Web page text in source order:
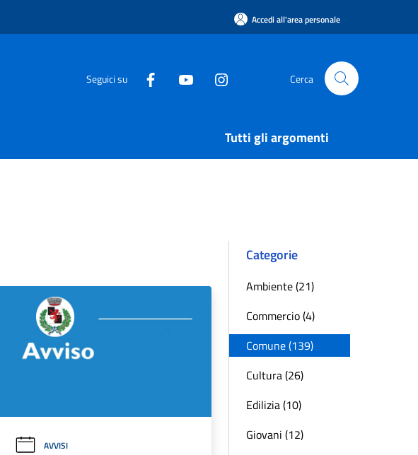
Accedi all'area personale
Seguici su Cerca
Tutti gli argomenti
AVVISI
Categorie
Ambiente (21)
Commercio (4)
Comune (139)
Cultura (26)
Edilizia (10)
Giovani (12)